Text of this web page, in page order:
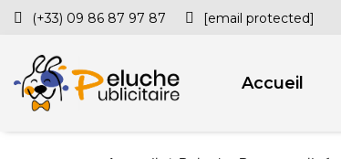
(+33) 09 86 87 97 87 [email protected]
Accueil